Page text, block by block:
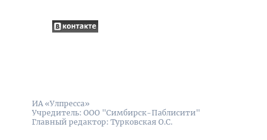
ИА «Улпресса»
Учредитель: ООО "Симбирск-Паблисити"
Главный редактор: Турковская О.С.